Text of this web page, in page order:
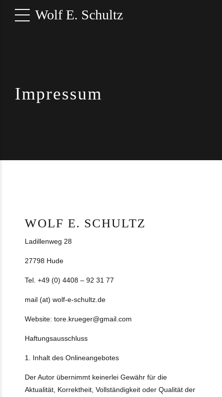
Wolf E. Schultz
Impressum
WOLF E. SCHULTZ
Ladillenweg 28
27798 Hude
Tel. +49 (0) 4408 – 92 31 77
mail (at) wolf-e-schultz.de
Website: tore.krueger@gmail.com
Haftungsausschluss
1. Inhalt des Onlineangebotes
Der Autor übernimmt keinerlei Gewähr für die
Aktualität, Korrektheit, Vollständigkeit oder Qualität der